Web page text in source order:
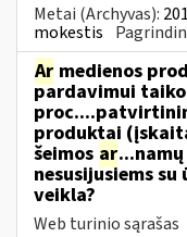
Metai (Archyvas):
mokestis
Ar medienos
pardavimui
produktai
šeimos ar
nesusijusiems
veikla?
Web turinio sąrašas